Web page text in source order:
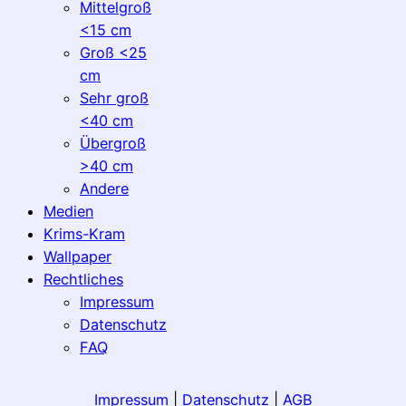
Mittelgroß
<15 cm
Groß <25
cm
Sehr groß
<40 cm
Übergroß
>40 cm
Andere
Medien
Krims-Kram
Wallpaper
Rechtliches
Impressum
Datenschutz
FAQ
Impressum Datenschutz AGB